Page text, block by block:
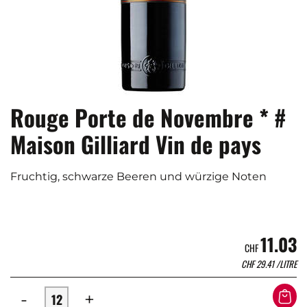
Rouge Porte de Novembre * #
Maison Gilliard Vin de pays
Fruchtig, schwarze Beeren und würzige Noten
CHF11.03
CHF29.41/LITRE
- +